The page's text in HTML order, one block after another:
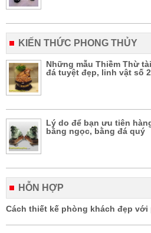
KIẾN THỨC PHONG THỦY
Những mẫu Thiềm Thừ
đá tuyệt đẹp, linh vật số
Lý do để bạn ưu tiên
bằng ngọc, bằng đá quý
HỖN HỢP
Cách thiết kế phòng khách đẹp với